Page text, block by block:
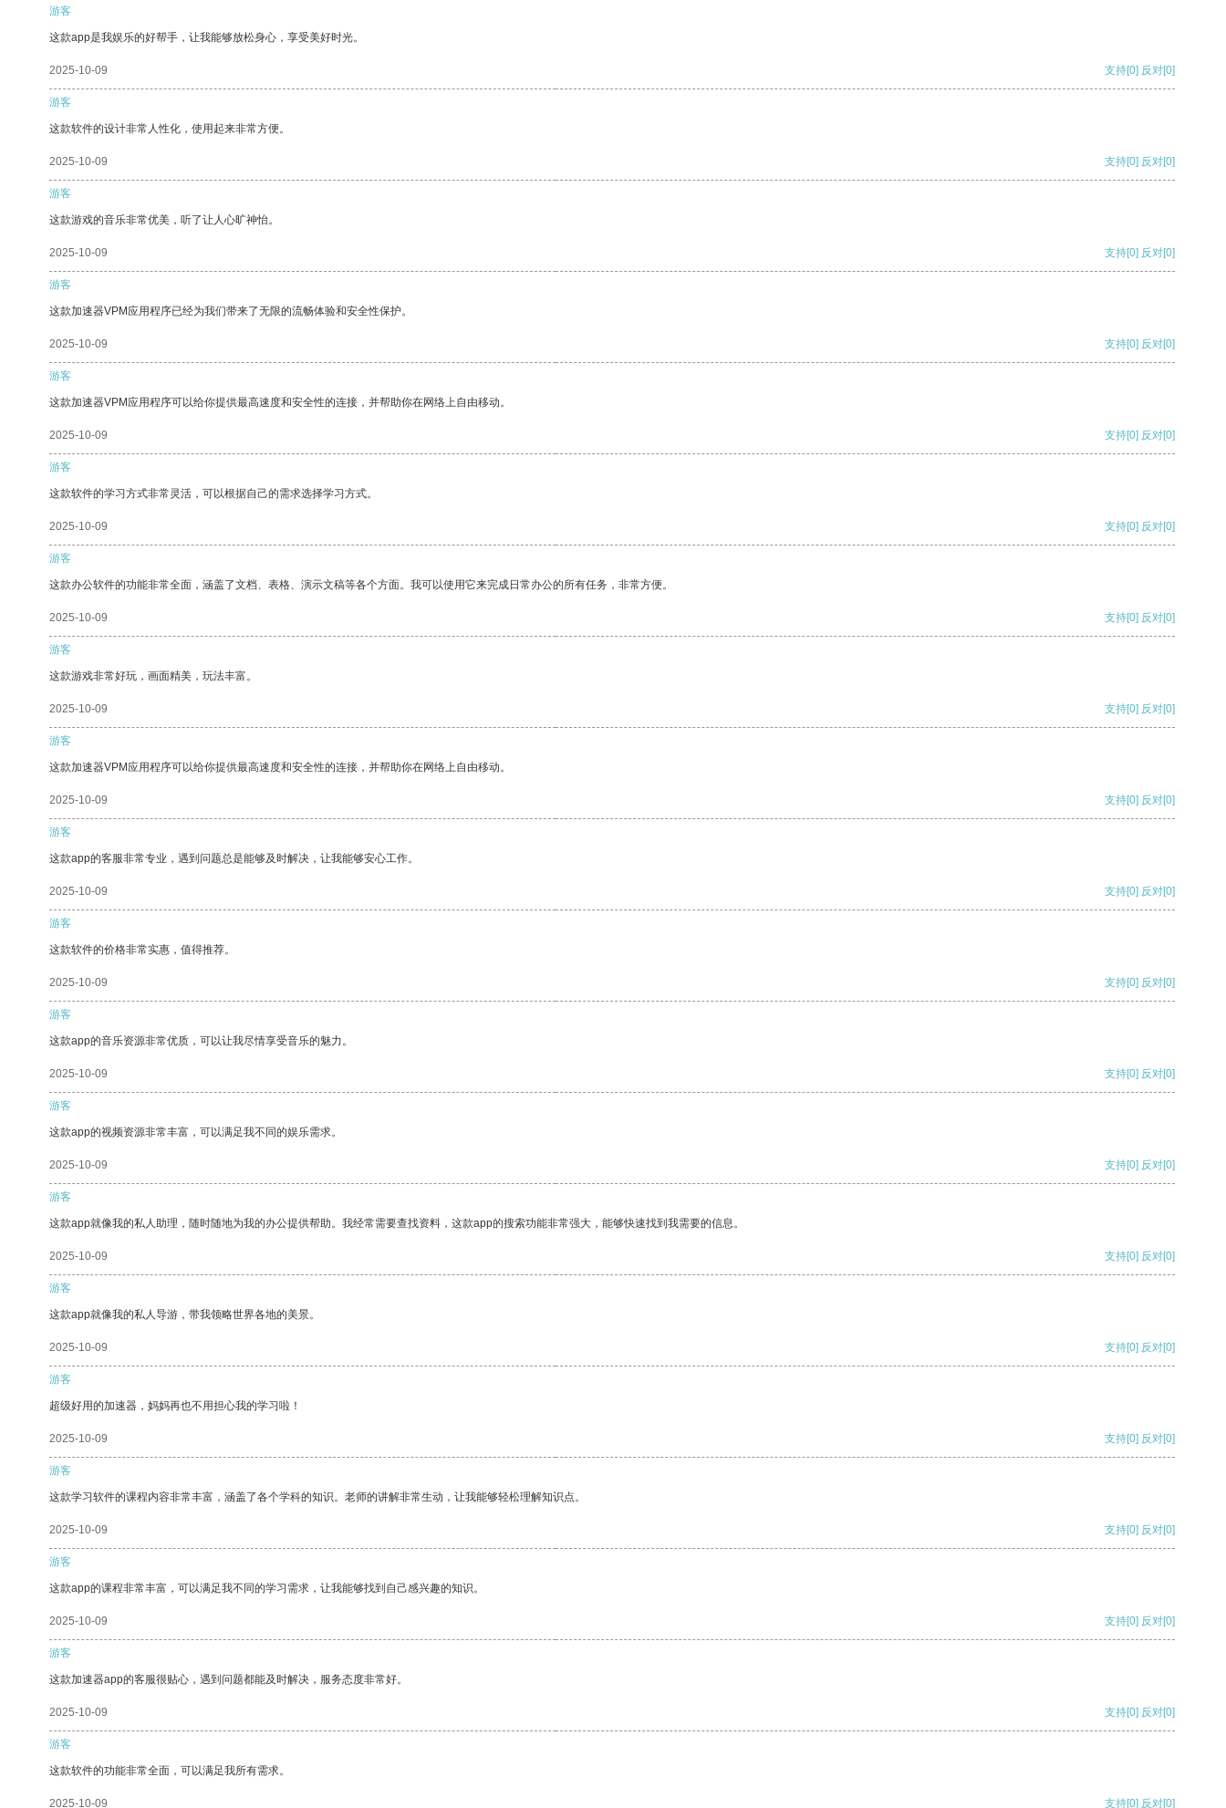
游客
这款app是我娱乐的好帮手，让我能够放松身心，享受美好时光。
2025-10-09 支持[0] 反对[0]
游客
这款软件的设计非常人性化，使用起来非常方便。
2025-10-09 支持[0] 反对[0]
游客
这款游戏的音乐非常优美，听了让人心旷神怡。
2025-10-09 支持[0] 反对[0]
游客
这款加速器VPM应用程序已经为我们带来了无限的流畅体验和安全性保护。
2025-10-09 支持[0] 反对[0]
游客
这款加速器VPM应用程序可以给你提供最高速度和安全性的连接，并帮助你在网络上自由移动。
2025-10-09 支持[0] 反对[0]
游客
这款软件的学习方式非常灵活，可以根据自己的需求选择学习方式。
2025-10-09 支持[0] 反对[0]
游客
这款办公软件的功能非常全面，涵盖了文档、表格、演示文稿等各个方面。我可以使用它来完成日常办公的所有任务，非常方便。
2025-10-09 支持[0] 反对[0]
游客
这款游戏非常好玩，画面精美，玩法丰富。
2025-10-09 支持[0] 反对[0]
游客
这款加速器VPM应用程序可以给你提供最高速度和安全性的连接，并帮助你在网络上自由移动。
2025-10-09 支持[0] 反对[0]
游客
这款app的客服非常专业，遇到问题总是能够及时解决，让我能够安心工作。
2025-10-09 支持[0] 反对[0]
游客
这款软件的价格非常实惠，值得推荐。
2025-10-09 支持[0] 反对[0]
游客
这款app的音乐资源非常优质，可以让我尽情享受音乐的魅力。
2025-10-09 支持[0] 反对[0]
游客
这款app的视频资源非常丰富，可以满足我不同的娱乐需求。
2025-10-09 支持[0] 反对[0]
游客
这款app就像我的私人助理，随时随地为我的办公提供帮助。我经常需要查找资料，这款app的搜索功能非常强大，能够快速找到我需要的信息。
2025-10-09 支持[0] 反对[0]
游客
这款app就像我的私人导游，带我领略世界各地的美景。
2025-10-09 支持[0] 反对[0]
游客
超级好用的加速器，妈妈再也不用担心我的学习啦！
2025-10-09 支持[0] 反对[0]
游客
这款学习软件的课程内容非常丰富，涵盖了各个学科的知识。老师的讲解非常生动，让我能够轻松理解知识点。
2025-10-09 支持[0] 反对[0]
游客
这款app的课程非常丰富，可以满足我不同的学习需求，让我能够找到自己感兴趣的知识。
2025-10-09 支持[0] 反对[0]
游客
这款加速器app的客服很贴心，遇到问题都能及时解决，服务态度非常好。
2025-10-09 支持[0] 反对[0]
游客
这款软件的功能非常全面，可以满足我所有需求。
2025-10-09 支持[0] 反对[0]